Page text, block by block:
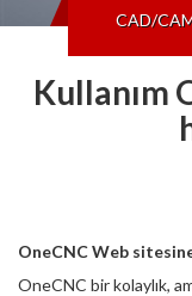
CAD/
Kullanım
OneCNC Web
OneCNC bir kolaylık,